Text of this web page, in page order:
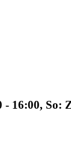
- 16:00, So: